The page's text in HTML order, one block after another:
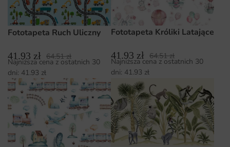
Fototapeta Ruch Uliczny
41.93 zł 64.51zł
Najniższa cena z ostatnich 30
dni: 41.93 zł
Fototapeta Króliki Latające
41.93 zł 64.51zł
Najniższa cena z ostatnich 30
dni: 41.93 zł